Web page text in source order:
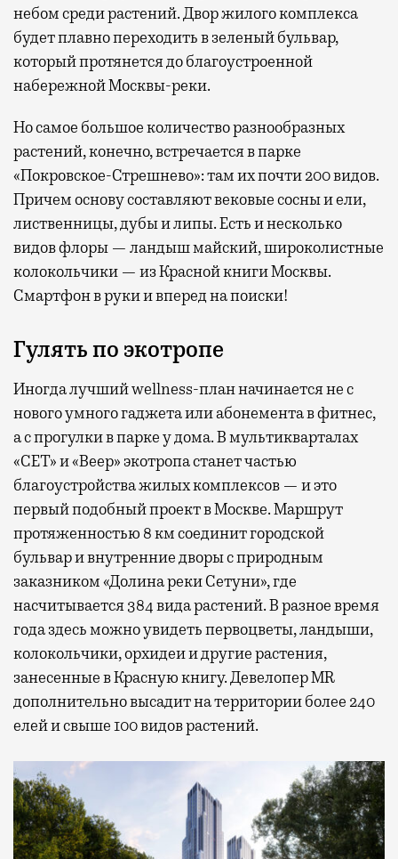
небом среди растений. Двор жилого комплекса
будет плавно переходить в зеленый бульвар,
который протянется до благоустроенной
набережной Москвы-реки.
Но самое большое количество разнообразных
растений, конечно, встречается в парке
«Покровское-Стрешнево»: там ихпочти 200 видов.
Причем основу составляют вековые сосны и ели,
лиственницы, дубы и липы. Есть и несколько
видов флоры — ландыш майский, широколистные
колокольчики — из Красной книги Москвы.
Смартфон в руки и вперед на поиски!
Гулять по экотропе
Иногда лучший wellness-план начинается не с
нового умного гаджета или абонемента в фитнес,
а с прогулки в парке у дома. В мультикварталах
«СЕТ» и «Веер» экотропа станет частью
благоустройства жилых комплексов — и это
первый подобный проект в Москве. Маршрут
протяженностью 8 км соединит городской
бульвар и внутренние дворы с природным
заказником «Долина реки Сетуни», где
насчитывается 384 вида растений. В разное время
года здесь можно увидеть первоцветы, ландыши,
колокольчики, орхидеи и другие растения,
занесенные в Красную книгу. Девелопер MR
дополнительно высадит на территории более 240
елей и свыше 100 видов растений.